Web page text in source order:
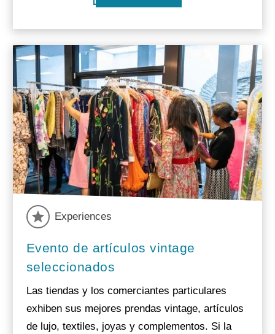
Experiences
Evento de artículos vintage
seleccionados
Las tiendas y los comerciantes particulares
exhiben sus mejores prendas vintage, artículos
de lujo, textiles, joyas y complementos. Si la